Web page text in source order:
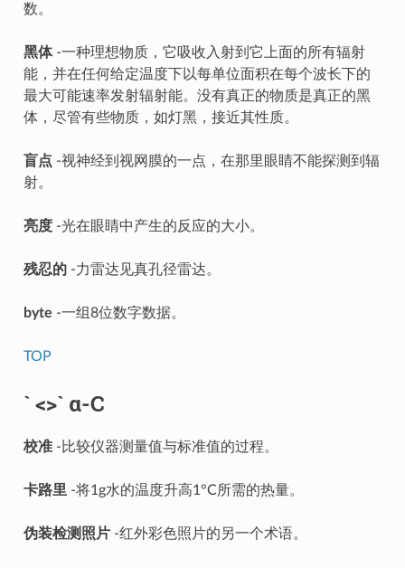
数。
黑体-一种理想物质，它吸收入射到它上面的所有辐射
能，并在任何给定温度下以每单位面积在每个波长下的
最大可能速率发射辐射能。没有真正的物质是真正的黑
体，尽管有些物质，如灯黑，接近其性质。
盲点 -视神经到视网膜的一点，在那里眼睛不能探测到辐
射。
亮度-光在眼睛中产生的反应的大小。
残忍的-力雷达见真孔径雷达。
byte -一组8位数字数据。
TOP
` <>` α-C
校准-比较仪器测量值与标准值的过程。
卡路里 -将1g水的温度升高1°C所需的热量。
伪装检测照片-红外彩色照片的另一个术语。